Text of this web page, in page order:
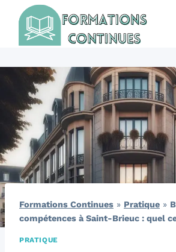
contenu
Formations Continues » Pratique »
compétences à Saint-Brieuc : quel
PRATIQUE